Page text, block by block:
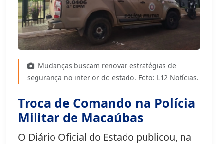
Mudanças buscam renovar estratégias de
segurança no interior do estado. Foto: L12 Notícias.
Troca de Comando na Polícia
Militar de Macaúbas
O Diário Oficial do Estado publicou, na